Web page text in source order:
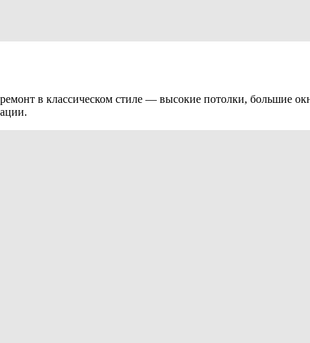
в классическом стиле — высокие потолки, большие